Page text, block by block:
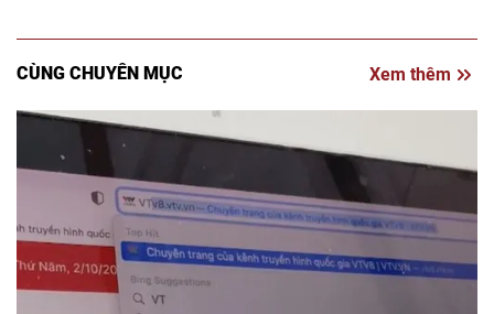
CÙNG CHUYÊN MỤC Xem thêm